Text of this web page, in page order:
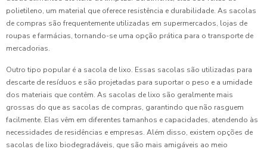
polietileno, um material que oferece resistência e durabilidade. As sacolas
de compras são frequentemente utilizadas em supermercados, lojas de
roupas e farmácias, tornando-se uma opção prática para o transporte de
mercadorias.
Outro tipo popular é a sacola de lixo. Essas sacolas são utilizadas para
descarte de resíduos e são projetadas para suportar o peso e a umidade
dos materiais que contêm. As sacolas de lixo são geralmente mais
grossas do que as sacolas de compras, garantindo que não rasguem
facilmente. Elas vêm em diferentes tamanhos e capacidades, atendendo às
necessidades de residências e empresas. Além disso, existem opções de
sacolas de lixo biodegradáveis, que são mais amigáveis ao meio